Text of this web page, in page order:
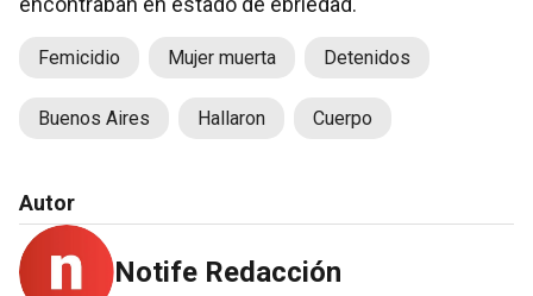
Femicidio Mujer muerta Detenidos
Buenos Aires Hallaron Cuerpo
Autor
Notife Redacción